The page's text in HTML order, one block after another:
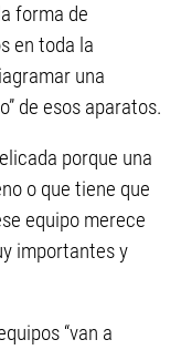
forma de
en toda la
una
de esos aparatos.
porque una
o que tiene que
equipo merece
importantes y
“van a